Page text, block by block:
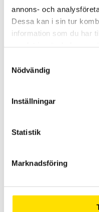
annons- och
Dessa kan i sin tur
information som du har
Nödvändig
Inställningar
Statistik
Marknadsföring
Spänningsprovare för
Relaterade produkter